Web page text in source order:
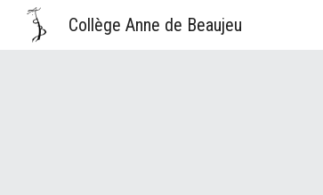
Collège Anne de Beaujeu